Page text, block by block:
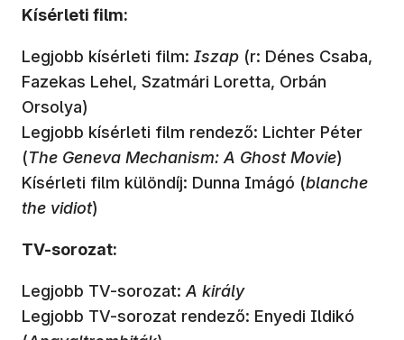
Kísérleti film:
Legjobb kísérleti film: Iszap (r: Dénes Csaba,
Fazekas Lehel, Szatmári Loretta, Orbán
Orsolya)
Legjobb kísérleti film rendező: Lichter Péter
(The Geneva Mechanism: A Ghost Movie)
Kísérleti film különdíj: Dunna Imágó (blanche
the vidiot)
TV-sorozat:
Legjobb TV-sorozat: A király
Legjobb TV-sorozat rendező: Enyedi Ildikó